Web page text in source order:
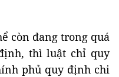
còn đang trong quá
thì luật chỉ quy
phủ quy định chi